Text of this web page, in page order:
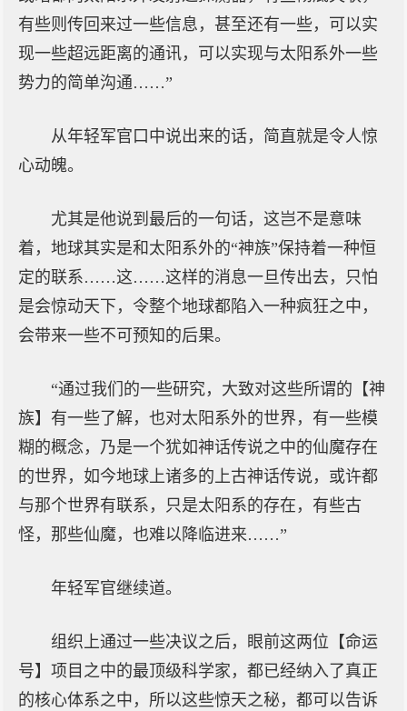
有些则传回来过一些信息，甚至还有一些，可以实
现一些超远距离的通讯，可以实现与太阳系外一些
势力的简单沟通……”
从年轻军官口中说出来的话，简直就是令人惊
心动魄。
尤其是他说到最后的一句话，这岂不是意味
着，地球其实是和太阳系外的“神族”保持着一种恒
定的联系……这……这样的消息一旦传出去，只怕
是会惊动天下，令整个地球都陷入一种疯狂之中，
会带来一些不可预知的后果。
“通过我们的一些研究，大致对这些所谓的【神
族】有一些了解，也对太阳系外的世界，有一些模
糊的概念，乃是一个犹如神话传说之中的仙魔存在
的世界，如今地球上诸多的上古神话传说，或许都
与那个世界有联系，只是太阳系的存在，有些古
怪，那些仙魔，也难以降临进来……”
年轻军官继续道。
组织上通过一些决议之后，眼前这两位【命运
号】项目之中的最顶级科学家，都已经纳入了真正
的核心体系之中，所以这些惊天之秘，都可以告诉